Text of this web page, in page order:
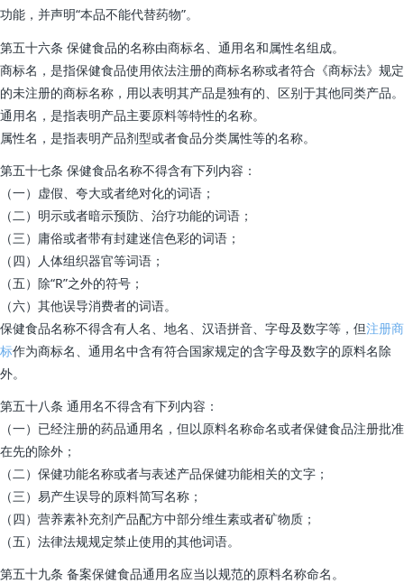
功能，并声明“本品不能代替药物”。
第五十六条 保健食品的名称由商标名、通用名和属性名组成。
商标名，是指保健食品使用依法注册的商标名称或者符合《商标法》规定
的未注册的商标名称，用以表明其产品是独有的、区别于其他同类产品。
通用名，是指表明产品主要原料等特性的名称。
属性名，是指表明产品剂型或者食品分类属性等的名称。
第五十七条 保健食品名称不得含有下列内容：
（一）虚假、夸大或者绝对化的词语；
（二）明示或者暗示预防、治疗功能的词语；
（三）庸俗或者带有封建迷信色彩的词语；
（四）人体组织器官等词语；
（五）除“R”之外的符号；
（六）其他误导消费者的词语。
保健食品名称不得含有人名、地名、汉语拼音、字母及数字等，但注册商
标作为商标名、通用名中含有符合国家规定的含字母及数字的原料名除
外。
第五十八条 通用名不得含有下列内容：
（一）已经注册的药品通用名，但以原料名称命名或者保健食品注册批准
在先的除外；
（二）保健功能名称或者与表述产品保健功能相关的文字；
（三）易产生误导的原料简写名称；
（四）营养素补充剂产品配方中部分维生素或者矿物质；
（五）法律法规规定禁止使用的其他词语。
第五十九条 备案保健食品通用名应当以规范的原料名称命名。